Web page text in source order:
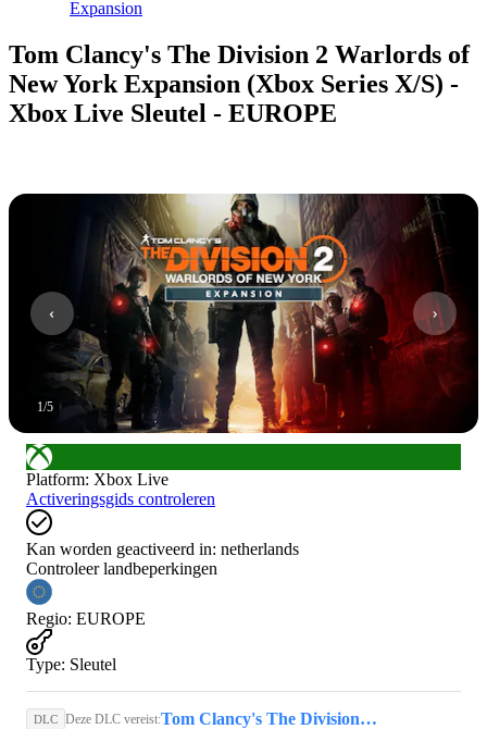
Expansion
Tom Clancy's The Division 2 Warlords of
New York Expansion (Xbox Series X/S) -
Xbox Live Sleutel - EUROPE
1/5
Platform: Xbox Live
Activeringsgids controleren
Kan worden geactiveerd in: netherlands
Controleer landbeperkingen
Regio: EUROPE
Type: Sleutel
DLC Deze DLC vereist: Tom Clancy's The Division 2 | Standard Edition (Xbox One) - Xbox Live Key - EUROPE